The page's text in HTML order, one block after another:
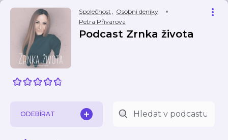
Společnost , Osobní deníky
Petra Přívarová
Podcast Zrnka života
ODEBÍRAT